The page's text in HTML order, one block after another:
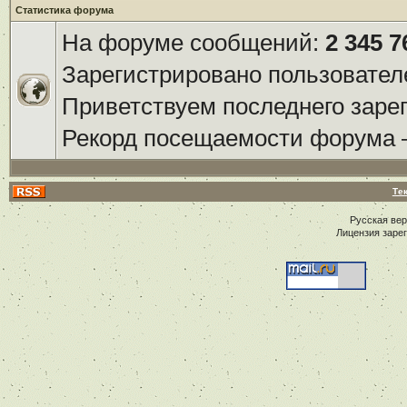
Статистика форума
На форуме сообщений: 2 345
Зарегистрировано
Приветствуем последнего
Рекорд посещаемости
Русская
Лицензия